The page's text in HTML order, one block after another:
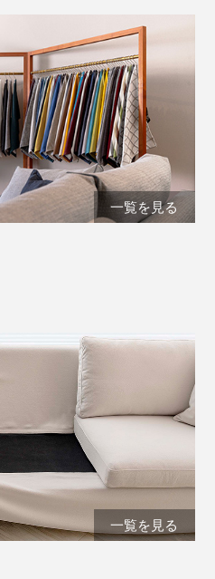
一覧を見る
一覧を見る